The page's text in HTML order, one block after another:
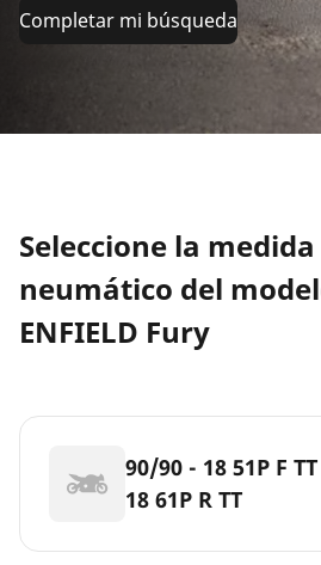
Completar mi búsqueda
Seleccione la
neumático del
ENFIELD Fury
90/90 - 18 51P F
18 61P R TT